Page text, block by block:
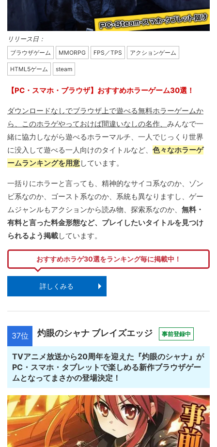
リリース日：
ブラウザゲーム MMORPG FPS／TPS アクションゲーム
HTML5ゲーム steam
【PC・スマホ・ブラウザ】おすすめホラーゲーム30選！
ダウンロードなしでブラウザ上で遊べる無料ホラーゲームか
ら、このホラゲやっておけば間違いなしの名作、 みんなで一
緒に協力しながら遊べるホラーマルチ、一人でじっくり世界
に没入して遊べる一人向けのタイトルなど、 色々なホラーゲ
ームランキングを用意しています。
一括りにホラーと言っても、精神的なサイコ系なのか、ゾン
ビ系なのか、ゴースト系なのか、系統も異なりますし、ゲー
ムジャンルもアクションから読み物、探索系なのか、 無料・
有料と言った料金形態など、プレイしたいタイトルを見つけ
られるよう掲載しています。
おすすめホラゲ30選をランキング毎に掲載中！
詳しくみる
37位 灼眼のシャナ ブレイズエッジ 事前登録中
TVアニメ放送から20周年を迎えた『灼眼のシャナ』が
PC・スマホ・タブレットで楽しめる新作ブラウザゲー
ムとなってまさかの登場決定！